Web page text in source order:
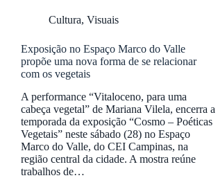
Cultura, Visuais
Exposição no Espaço Marco do Valle
propõe uma nova forma de se relacionar
com os vegetais
A performance “Vitaloceno, para uma
cabeça vegetal” de Mariana Vilela, encerra a
temporada da exposição “Cosmo – Poéticas
Vegetais” neste sábado (28) no Espaço
Marco do Valle, do CEI Campinas, na
região central da cidade. A mostra reúne
trabalhos de…